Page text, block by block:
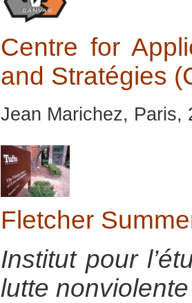
Centre for
and Stratégies
Jean Marichez, Paris,
Fletcher
Institut pour
lutte nonviolente